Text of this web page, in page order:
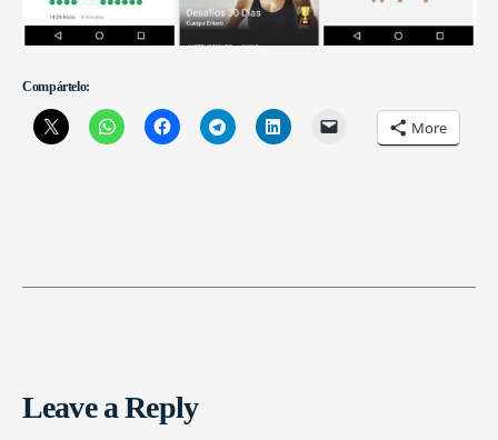
Compártelo:
More
Leave a Reply